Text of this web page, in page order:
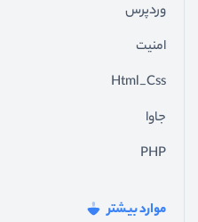
وردپرس
امنیت
Html_Css
جاوا
PHP
موارد بیشتر